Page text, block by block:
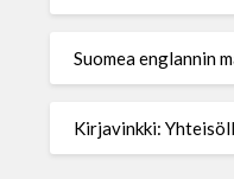
Suomea englannin
Kirjavinkki: